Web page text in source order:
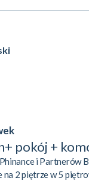
pokój +
i Partnerów
na 2 piętrze w 5